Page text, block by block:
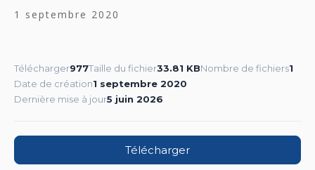
1 septembre 2020
Télécharger977Taille du fichier33.81 KBNombre de fichiers1
Date de création1 septembre 2020
Dernière mise à jour5 juin 2026
Télécharger